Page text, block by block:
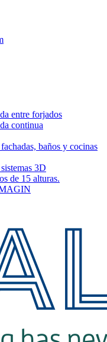
entre forjados
continua
baños y cocinas
3D
de 15 alturas.